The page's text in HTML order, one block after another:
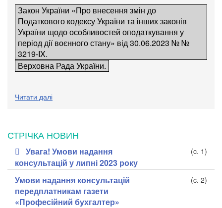
Закон України «Про внесення змін до
Податкового кодексу України та інших законів
України щодо особливостей оподаткування у
період дії воєнного стану» від 30.06.2023 № №
3219-IX.
Верховна Рада України.
Читати далі
СТРІЧКА НОВИН
Увага! Умови надання
консультацій у липні 2023 року
(c. 1)
Умови надання консультацій
передплатникам газети
«Професійний бухгалтер»
(c. 2)